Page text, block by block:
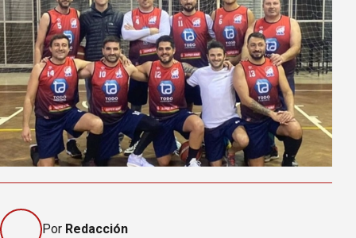
Por Redacción